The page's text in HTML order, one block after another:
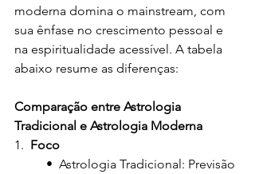
moderna domina o mainstream, com
sua ênfase no crescimento pessoal e
na espiritualidade acessível. A tabela
abaixo resume as diferenças:
Comparação entre Astrologia
Tradicional e Astrologia Moderna
1. Foco